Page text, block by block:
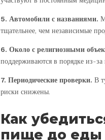
5. Автомобили с названиями.
тщательнее, чем независимые
6. Около с религиозными
поддерживаются в порядке из-за
7. Периодические проверки. В
риски снижены.
Как
пище до еды